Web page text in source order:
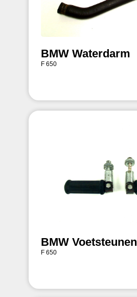
BMW Waterdarm
F 650
BMW Voetsteunen
F 650